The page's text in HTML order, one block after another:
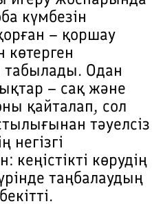
күмбезін
– қоршау
көтерген
Одан
– сақ және
қайталап, сол
тәуелсіз
негізгі
кеңістікті көрудің
таңбалаудың